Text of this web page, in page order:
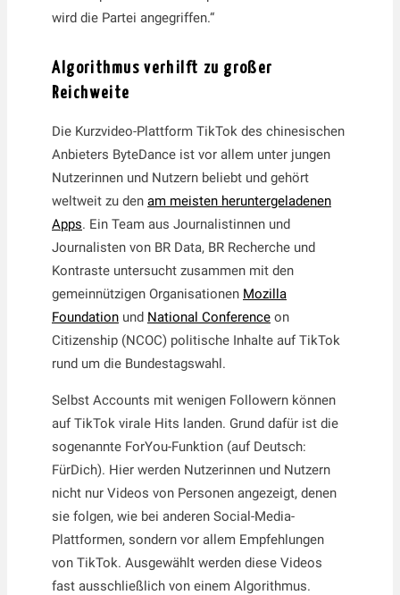
wird die Partei angegriffen.“
Algorithmus verhilft zu großer
Reichweite
Die Kurzvideo-Plattform TikTok des chinesischen
Anbieters ByteDance ist vor allem unter jungen
Nutzerinnen und Nutzern beliebt und gehört
weltweit zu den am meisten heruntergeladenen
Apps. Ein Team aus Journalistinnen und
Journalisten von BR Data, BR Recherche und
Kontraste untersucht zusammen mit den
gemeinnützigen Organisationen Mozilla
Foundation und National Conference on
Citizenship (NCOC) politische Inhalte auf TikTok
rund um die Bundestagswahl.
Selbst Accounts mit wenigen Followern können
auf TikTok virale Hits landen. Grund dafür ist die
sogenannte ForYou-Funktion (auf Deutsch:
FürDich). Hier werden Nutzerinnen und Nutzern
nicht nur Videos von Personen angezeigt, denen
sie folgen, wie bei anderen Social-Media-
Plattformen, sondern vor allem Empfehlungen
von TikTok. Ausgewählt werden diese Videos
fast ausschließlich von einem Algorithmus.